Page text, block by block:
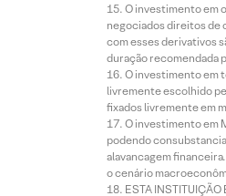
O investimento em
negociados direitos de
com esses derivativos
duração recomendada
O investimento em
livremente escolhido
fixados livremente em
O investimento em
podendo
alavancagem
o cenário
ESTA